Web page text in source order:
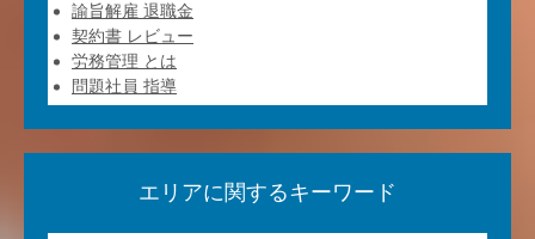
諭旨解雇 退職金
契約書 レビュー
労務管理 とは
問題社員 指導
エリアに関するキーワード